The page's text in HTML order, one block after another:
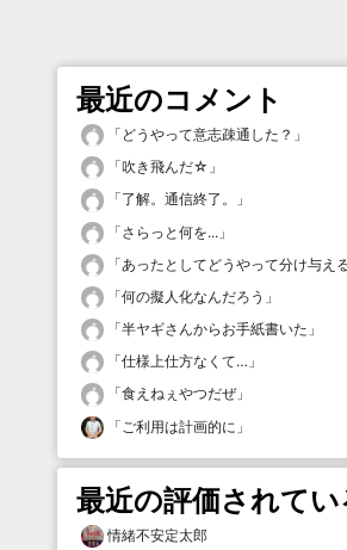
最近のコメント
「 どうやって意志疎通した？ 」
「吹き飛んだ☆ 」
「了解。通信終了。
」
「さらっと何を... 」
「あったとしてどうやって分け与え
「何の擬人化なんだろう 」
「半ヤギさんからお手紙書いた 」
「仕様上仕方なくて… 」
「食えねぇやつだぜ」
「 ご利用は計画的に 」
最近の評価されてい
情緒不安定太郎